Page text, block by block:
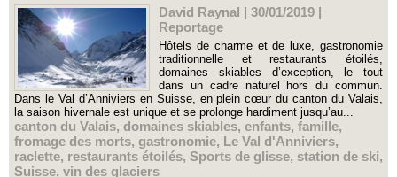
David Raynal | 30/01/2019 |
Reportage
Hôtels de charme et de luxe, gastronomie
traditionnelle et restaurants étoilés,
domaines skiables d’exception, le tout
dans un cadre naturel hors du commun.
Dans le Val d’Anniviers en Suisse, en plein cœur du canton du Valais,
la saison hivernale est unique et se prolonge hardiment jusqu’au...
canton du Valais, domaines skiables, enfants, famille,
fromage des morts, gastronomie, Le Val d'Anniviers,
raclette, restaurants étoilés, Sports de glisse, station de ski,
Suisse, vin des glaciers